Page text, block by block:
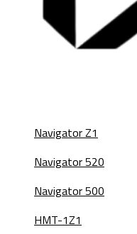
Navigator Z1
Navigator 520
Navigator 500
HMT-1Z1